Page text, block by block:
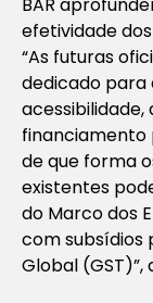
efetividade
“As futuras
dedicado para
acessibilidade,
financiamento
de que forma
existentes
do Marco dos
com subsídios
Global (GST)”,